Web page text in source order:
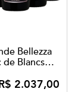
Bellezza
de Blancs
6 un
R$ 2.037,00